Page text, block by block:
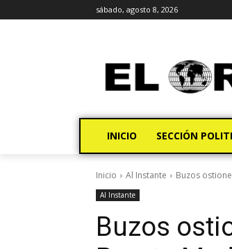
sábado, agosto 8, 2026
INICIO SECCIÓN
Inicio Al Instante Buzos
Al Instante
Buzos